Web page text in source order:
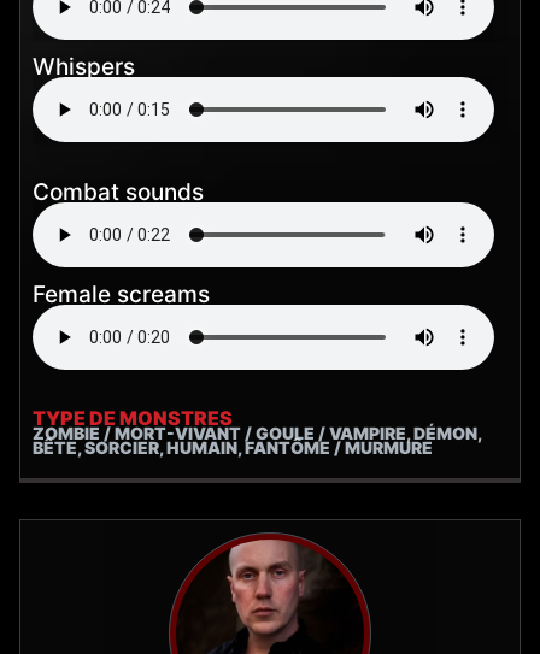
Whispers
Combat sounds
Female screams
TYPE DE MONSTRES
ZOMBIE / MORT-VIVANT / GOULE / VAMPIRE, DÉMON,
BÊTE, SORCIER, HUMAIN, FANTÔME / MURMURE